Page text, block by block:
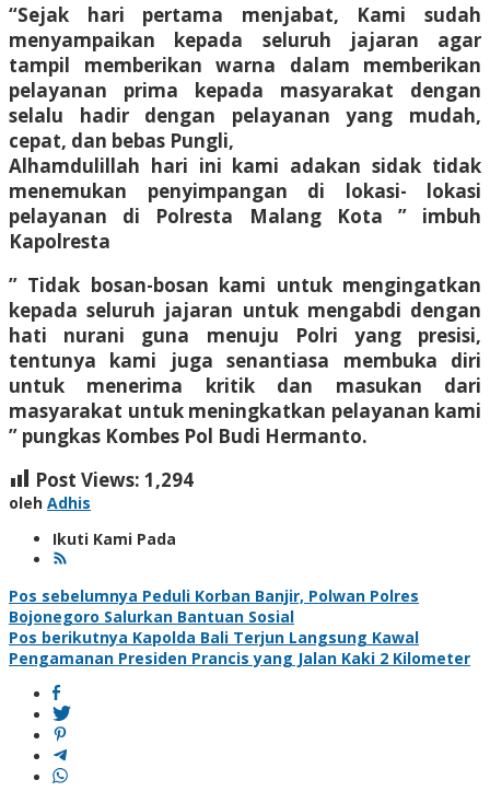
“Sejak hari pertama menjabat, Kami sudah
menyampaikan kepada seluruh jajaran agar
tampil memberikan warna dalam memberikan
pelayanan prima kepada masyarakat dengan
selalu hadir dengan pelayanan yang mudah,
cepat, dan bebas Pungli,
Alhamdulillah hari ini kami adakan sidak tidak
menemukan penyimpangan di lokasi- lokasi
pelayanan di Polresta Malang Kota ” imbuh
Kapolresta
” Tidak bosan-bosan kami untuk mengingatkan
kepada seluruh jajaran untuk mengabdi dengan
hati nurani guna menuju Polri yang presisi,
tentunya kami juga senantiasa membuka diri
untuk menerima kritik dan masukan dari
masyarakat untuk meningkatkan pelayanan kami
” pungkas Kombes Pol Budi Hermanto.
Post Views: 1,294
oleh Adhis
Ikuti Kami Pada
Navigasi
pos
Pos sebelumnya Peduli Korban Banjir, Polwan Polres
Bojonegoro Salurkan Bantuan Sosial
Pos berikutnya Kapolda Bali Terjun Langsung Kawal
Pengamanan Presiden Prancis yang Jalan Kaki 2 Kilometer